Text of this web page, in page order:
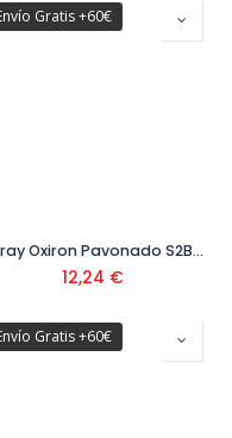
Gratis +60€
Spray Oxiron Pavonado S2B 400ml
12,24 €
Gratis +60€